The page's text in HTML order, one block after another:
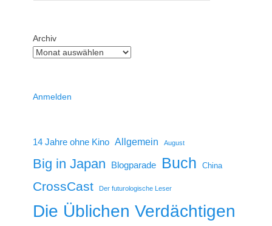
Archiv
Anmelden
14 Jahre ohne Kino Allgemein August
Big in Japan Blogparade Buch China
CrossCast Der futurologische Leser
Die Üblichen Verdächtigen